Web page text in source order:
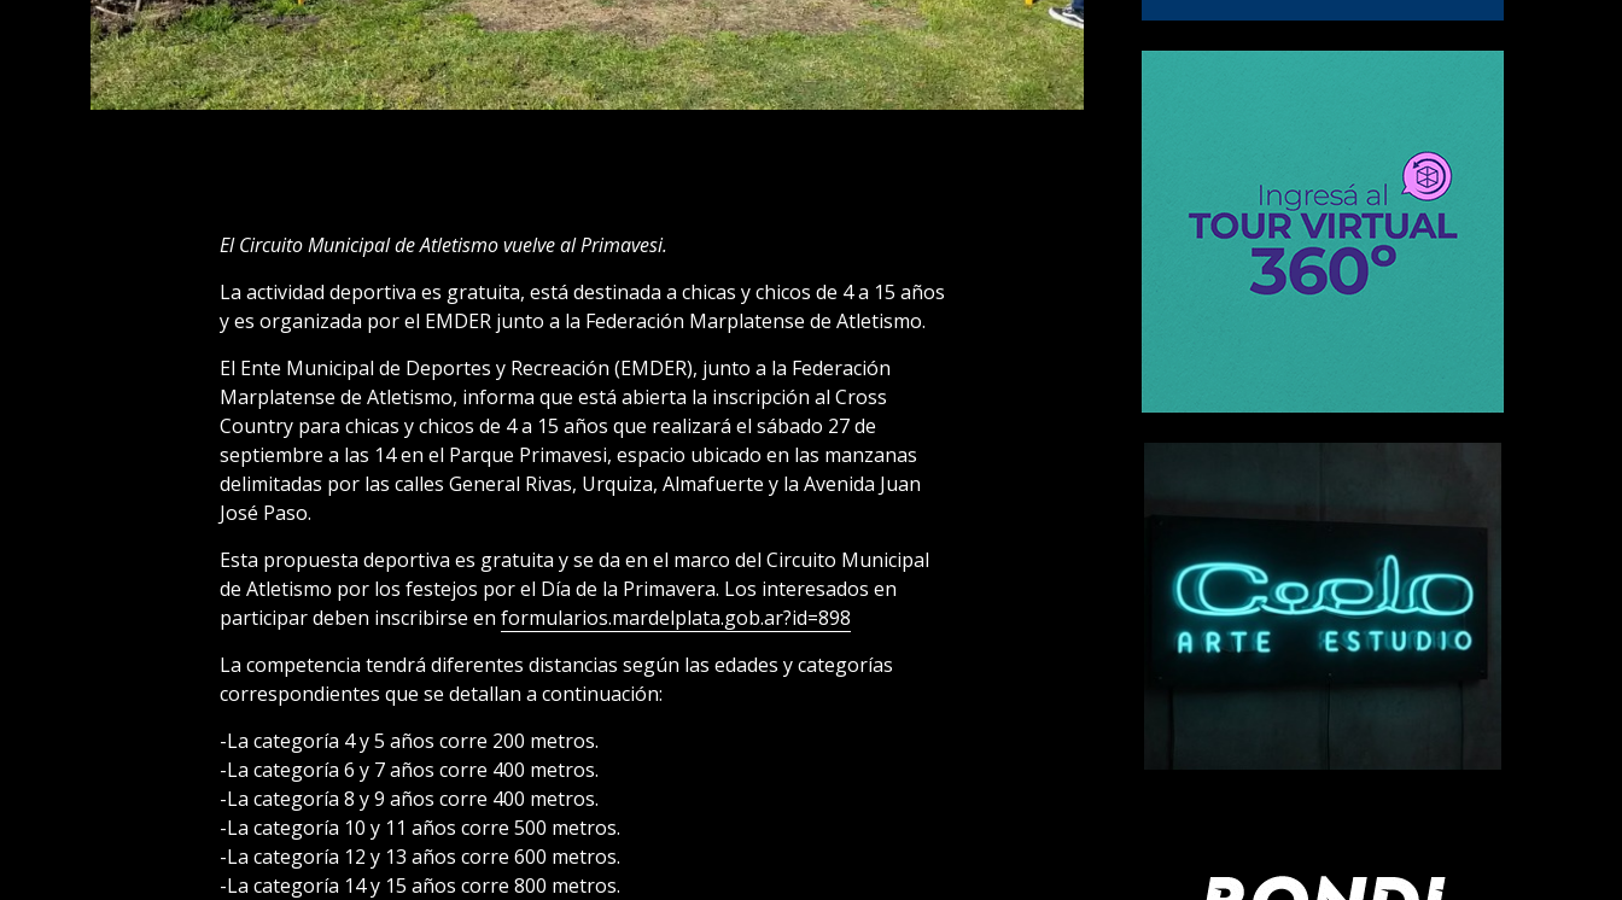
El Circuito Municipal de Atletismo vuelve al Primavesi.
La actividad deportiva es gratuita, está destinada a chicas y chicos de 4 a 15 años
y es organizada por el EMDER junto a la Federación Marplatense de Atletismo.
El Ente Municipal de Deportes y Recreación (EMDER), junto a la Federación
Marplatense de Atletismo, informa que está abierta la inscripción al Cross
Country para chicas y chicos de 4 a 15 años que realizará el sábado 27 de
septiembre a las 14 en el Parque Primavesi, espacio ubicado en las manzanas
delimitadas por las calles General Rivas, Urquiza, Almafuerte y la Avenida Juan
José Paso.
Esta propuesta deportiva es gratuita y se da en el marco del Circuito Municipal
de Atletismo por los festejos por el Día de la Primavera. Los interesados en
participar deben inscribirse en formularios.mardelplata.gob.ar?id=898
La competencia tendrá diferentes distancias según las edades y categorías
correspondientes que se detallan a continuación:
-La categoría 4 y 5 años corre 200 metros.
-La categoría 6 y 7 años corre 400 metros.
-La categoría 8 y 9 años corre 400 metros.
-La categoría 10 y 11 años corre 500 metros.
-La categoría 12 y 13 años corre 600 metros.
-La categoría 14 y 15 años corre 800 metros.